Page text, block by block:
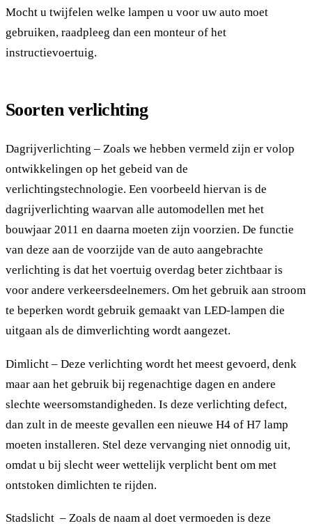
Mocht u twijfelen welke lampen u voor uw auto moet
gebruiken, raadpleeg dan een monteur of het
instructievoertuig.
Soorten verlichting
Dagrijverlichting – Zoals we hebben vermeld zijn er volop
ontwikkelingen op het gebeid van de
verlichtingstechnologie. Een voorbeeld hiervan is de
dagrijverlichting waarvan alle automodellen met het
bouwjaar 2011 en daarna moeten zijn voorzien. De functie
van deze aan de voorzijde van de auto aangebrachte
verlichting is dat het voertuig overdag beter zichtbaar is
voor andere verkeersdeelnemers. Om het gebruik aan stroom
te beperken wordt gebruik gemaakt van LED-lampen die
uitgaan als de dimverlichting wordt aangezet.
Dimlicht – Deze verlichting wordt het meest gevoerd, denk
maar aan het gebruik bij regenachtige dagen en andere
slechte weersomstandigheden. Is deze verlichting defect,
dan zult in de meeste gevallen een nieuwe H4 of H7 lamp
moeten installeren. Stel deze vervanging niet onnodig uit,
omdat u bij slecht weer wettelijk verplicht bent om met
ontstoken dimlichten te rijden.
Stadslicht – Zoals de naam al doet vermoeden is deze